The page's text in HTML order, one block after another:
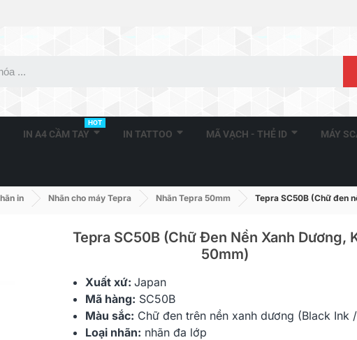
IN A4 CẦM TAY
HOT
IN TATTOO MÃ VẠCH - THẺ ID MÁY
in Nhãn cho máy Tepra Nhãn Tepra 50mm Tepra SC50B (Chữ đen
Tepra SC50B (Chữ Đen Nền Xanh Dương,
50mm)
Xuất xứ: Japan
Mã hàng: SC50B
Màu sắc: Chữ đen trên nền xanh dương (Black Ink
Loại nhãn: nhãn đa lớp